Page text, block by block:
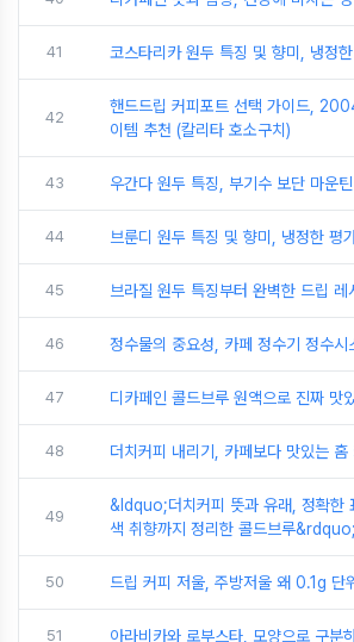
41 코스타리카 원두 특징 및 향미, 냉정
42
핸드드립 커피포트 선택 가이드,
이템 추천 (칼리타 호소구치)
43 우간다 원두 특징, 부기수 보단 마운
44 브룬디 원두 특징 및 향미, 냉정한 평
45 브라질 원두 특징부터 완벽한 드립 레
46 정수물의 중요성, 카페 정수기 정수시
47 디카페인 콜드브루 원액으로 진짜 맛
48 더치커피 내리기, 카페보다 맛있는 홈
49
&ldquo;더치커피 뜻과 유래, 정확한
색 취향까지 정리한 콜드브루&rdquo;
50 드립 커피 저울, 주방저울 왜 0.1g 단
51 아라비카와 로부스타, 모양으로 구분